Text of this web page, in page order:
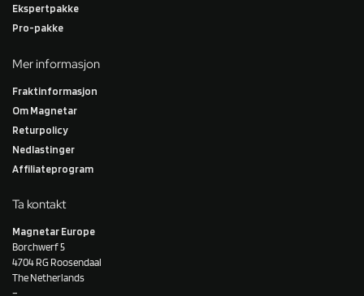
Ekspertpakke
Pro-pakke
Mer informasjon
Fraktinformasjon
Om Magnetar
Returpolicy
Nedlastinger
Affiliateprogram
Ta kontakt
Magnetar Europe
Borchwerf 5
4704 RG Roosendaal
The Netherlands
–